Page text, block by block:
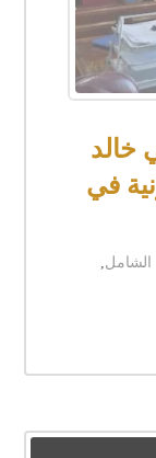
خالد
في
الشامل